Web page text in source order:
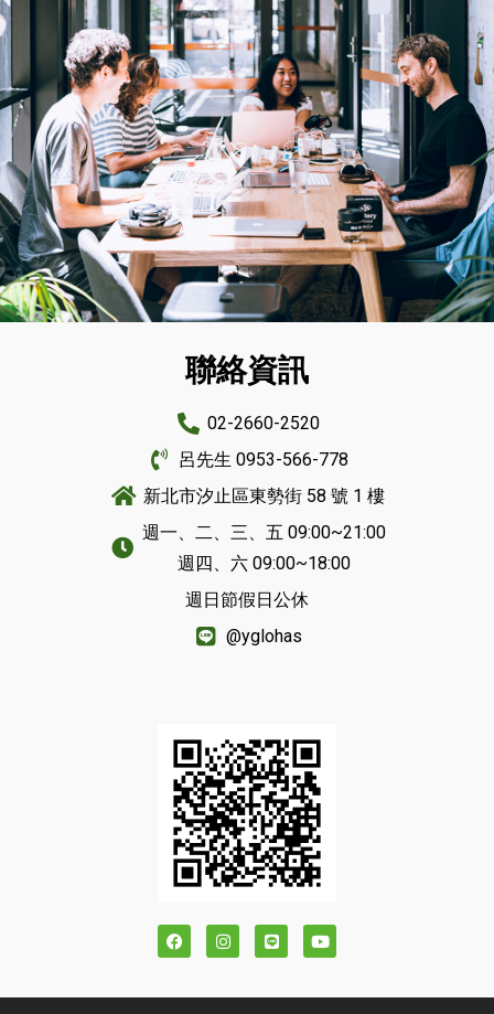
加盟專區
聯絡資訊
02-2660-2520
呂先生 0953-566-778
新北市汐止區東勢街 58 號 1 樓
週一、二、三、五 09:00~21:00
週四、六 09:00~18:00
週日節假日公休
@yglohas